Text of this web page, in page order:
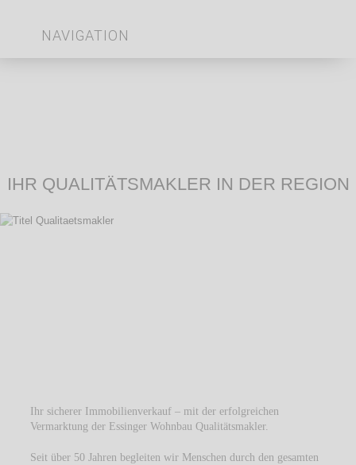
NAVIGATION
IHR QUALITÄTSMAKLER IN DER REGION
Ihr sicherer Immobilienverkauf – mit der erfolgreichen
Vermarktung der Essinger Wohnbau Qualitätsmakler.
Seit über 50 Jahren begleiten wir Menschen durch den gesamten